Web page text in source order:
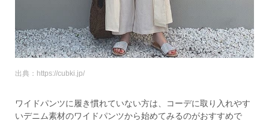
出典：https://cubki.jp/
ワイドパンツに履き慣れていない方は、コーデに取り入れやす
いデニム素材のワイドパンツから始めてみるのがおすすめで